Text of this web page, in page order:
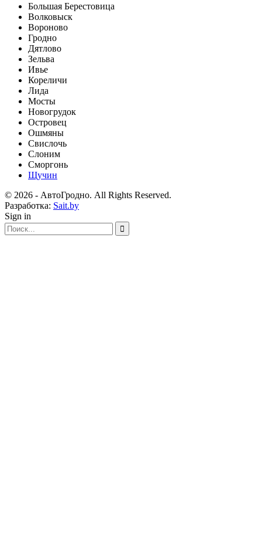
Большая Берестовица
Волковыск
Вороново
Гродно
Дятлово
Зельва
Ивье
Кореличи
Лида
Мосты
Новогрудок
Островец
Ошмяны
Свислочь
Слоним
Сморгонь
Щучин
© 2026 - АвтоГродно. All Rights Reserved.
Разработка: Sait.by
Sign in